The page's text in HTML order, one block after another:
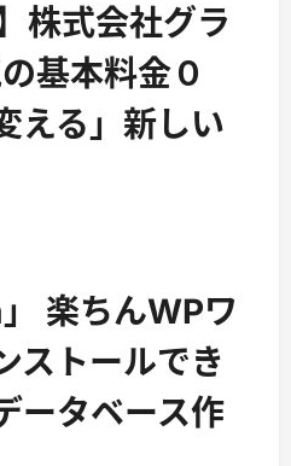
株式会社グラ
基本料金０
える」新しい
楽ちんWPワ
ストールでき
ータベース作